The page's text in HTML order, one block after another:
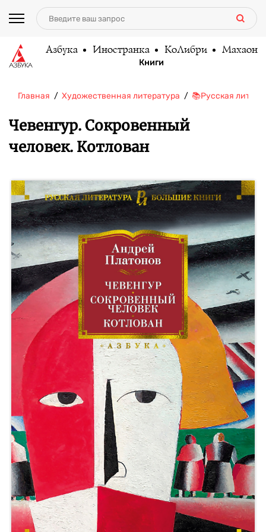
Азбука Иностранка КоЛибри Махаон
Книги
Главная Художественная литература 📚Русская
Чевенгур. Сокровенный
человек. Котлован